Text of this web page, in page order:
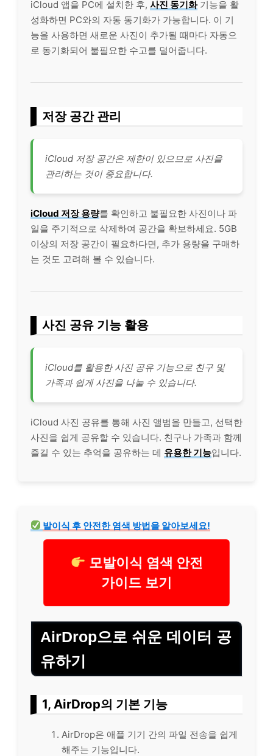
iCloud 앱을 PC에 설치한 후, 사진 동기화기능을 활
성화하면 PC와의 자동 동기화가 가능합니다. 이 기
능을 사용하면 새로운 사진이 추가될 때마다 자동으
로 동기화되어 불필요한 수고를 덜어줍니다.
저장 공간 관리
iCloud 저장 공간은 제한이 있으므로 사진을
관리하는 것이 중요합니다.
iCloud 저장 용량를 확인하고 불필요한 사진이나 파
일을 주기적으로 삭제하여 공간을 확보하세요. 5GB
이상의 저장 공간이 필요하다면, 추가 용량을 구매하
는 것도 고려해 볼 수 있습니다.
사진 공유 기능 활용
iCloud를 활용한 사진 공유 기능으로 친구 및
가족과 쉽게 사진을 나눌 수 있습니다.
iCloud 사진 공유를 통해 사진 앨범을 만들고, 선택한
사진을 쉽게 공유할 수 있습니다. 친구나 가족과 함께
즐길 수 있는 추억을 공유하는 데 유용한 기능입니다.
발이식 후 안전한 염색 방법을 알아보세요!
모발이식 염색 안전
가이드 보기
AirDrop으로 쉬운 데이터 공
유하기
1, AirDrop의 기본 기능
AirDrop은 애플 기기 간의 파일 전송을 쉽게
해주는 기능입니다.